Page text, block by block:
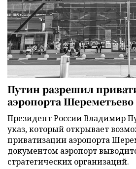
Путин разрешил
аэропорта Шереметьево
Президент России Владимир
указ, который открывает
приватизации аэропорта
документом аэропорт
стратегических организаций.